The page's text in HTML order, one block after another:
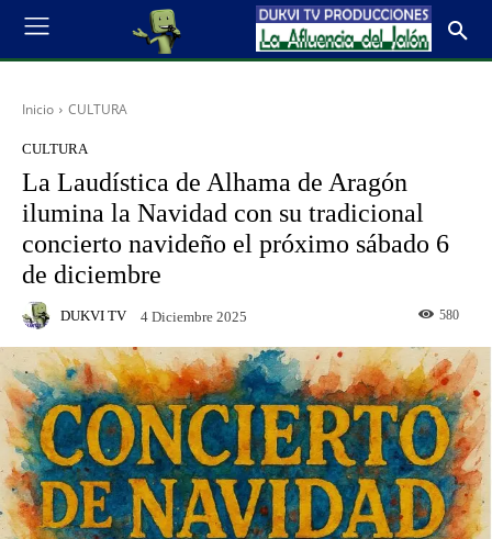
Inicio CULTURA
CULTURA
La Laudística de Alhama de Aragón
ilumina la Navidad con su tradicional
concierto navideño el próximo sábado 6
de diciembre
DUKVI TV 4 Diciembre 2025 580